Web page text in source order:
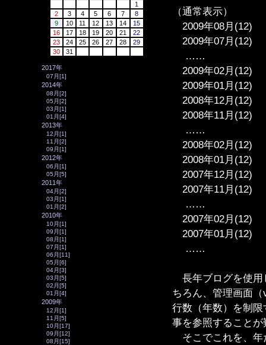
1
2
3 4 5 6 7
8
9
10 11 12 13 14
15
16
17 18 19 20 21
22
23
24 25 26 27 28
29
30
31
2017年
07月[1]
2014年
08月[2]
05月[2]
03月[1]
01月[4]
2013年
12月[1]
11月[2]
09月[1]
2012年
06月[1]
05月[5]
2011年
04月[2]
03月[1]
01月[2]
2010年
10月[1]
09月[1]
08月[1]
07月[1]
06月[11]
05月[6]
04月[3]
03月[5]
02月[5]
01月[4]
2009年
12月[1]
11月[5]
10月[17]
09月[12]
08月[15]
（通常表示）
2009年08月(12)
2009年07月(12)
……
2009年02月(12)
2009年01月(12)
2008年12月(12)
2008年11月(12)
……
2008年02月(12)
2008年01月(12)
2007年12月(12)
2007年11月(12)
……
2007年02月(12)
2007年01月(12)
……
長年ブログを使用
ちろん、管理画面
行数（年数）を制
事を参照すること
そこでこれを、年